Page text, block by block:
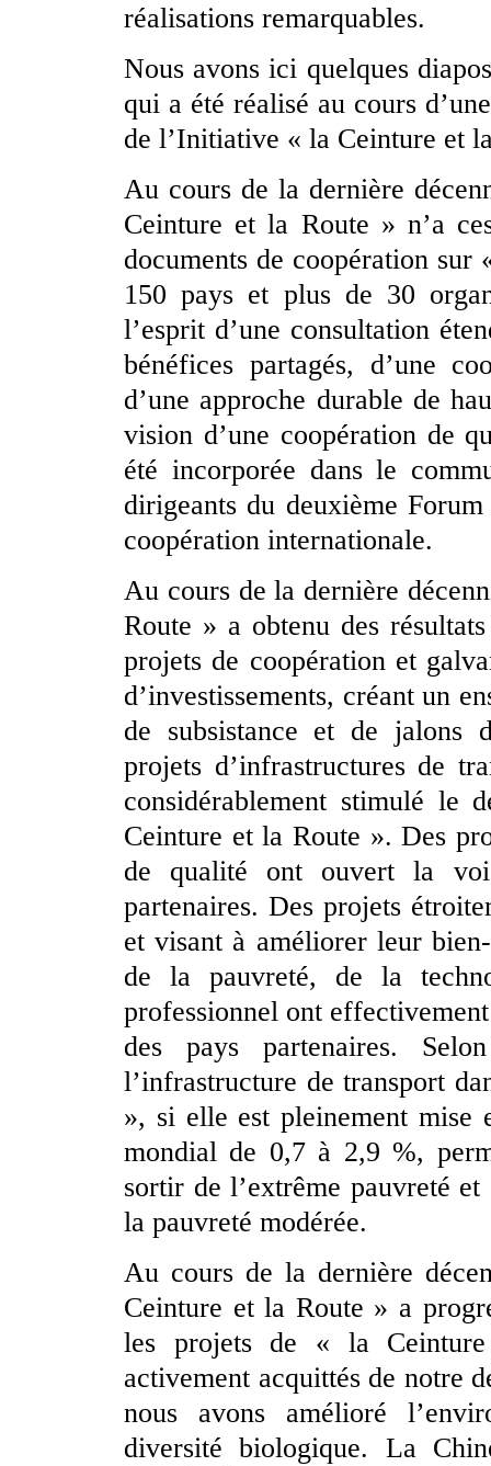
réalisations remarquables.
Nous avons ici quelques
qui a été réalisé au cours
de l’Initiative « la Ceinture et
Au cours de la dernière
Ceinture et la Route » n’a
documents de coopération
150 pays et plus de 30
l’esprit d’une consultation
bénéfices partagés, d’une
d’une approche durable de
vision d’une coopération de
été incorporée dans le
dirigeants du deuxième
coopération internationale.
Au cours de la dernière
Route » a obtenu des
projets de coopération et
d’investissements, créant un
de subsistance et de jalons
projets d’infrastructures de
considérablement stimulé le
Ceinture et la Route ». Des
de qualité ont ouvert la
partenaires. Des projets
et visant à améliorer leur
de la pauvreté, de la
professionnel ont
des pays partenaires.
l’infrastructure de transport
», si elle est pleinement mise
mondial de 0,7 à 2,9 %,
sortir de l’extrême pauvreté
la pauvreté modérée.
Au cours de la dernière
Ceinture et la Route » a
les projets de « la
activement acquittés de notre
nous avons amélioré
diversité biologique. La